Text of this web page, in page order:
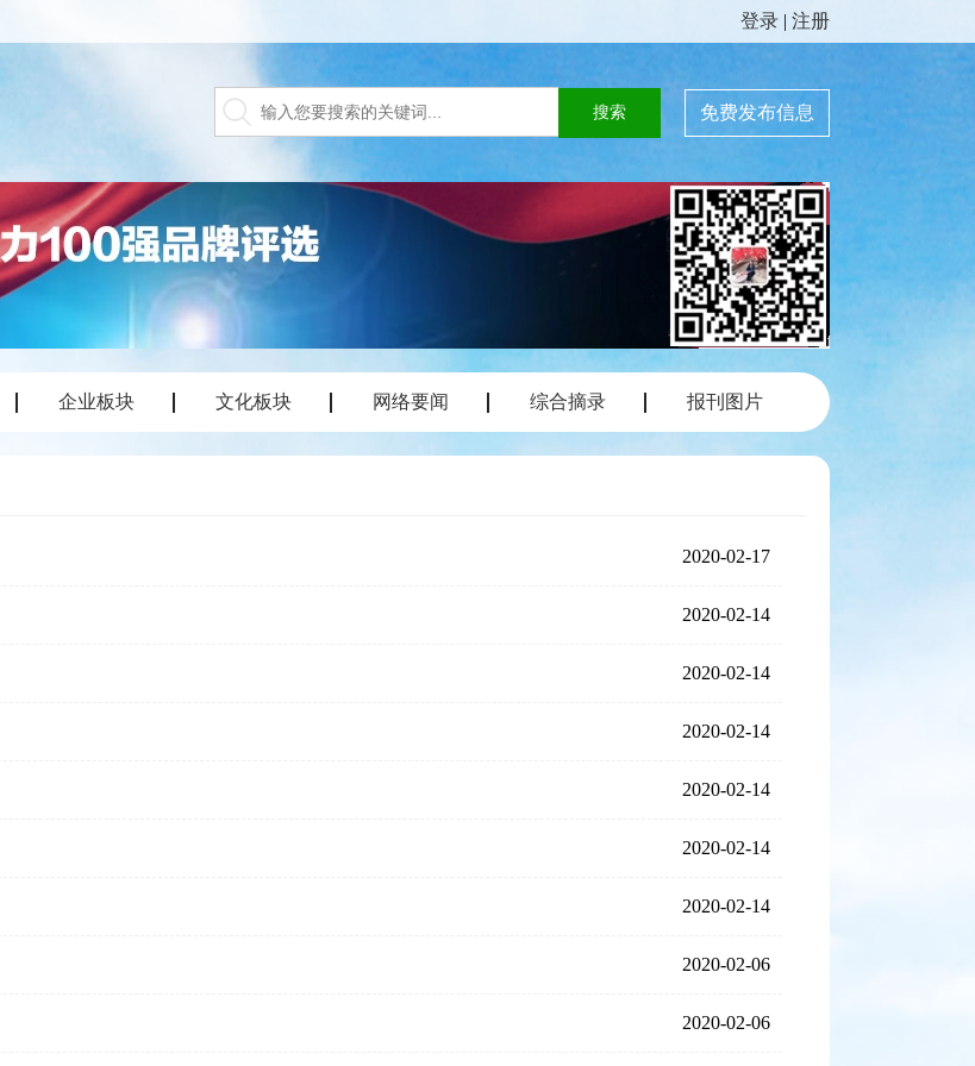
登录 | 注册
免费发布信息
企业板块 文化板块 网络要闻 综合摘录 报刊图片
2020-02-17
2020-02-14
2020-02-14
2020-02-14
2020-02-14
2020-02-14
2020-02-14
2020-02-06
2020-02-06